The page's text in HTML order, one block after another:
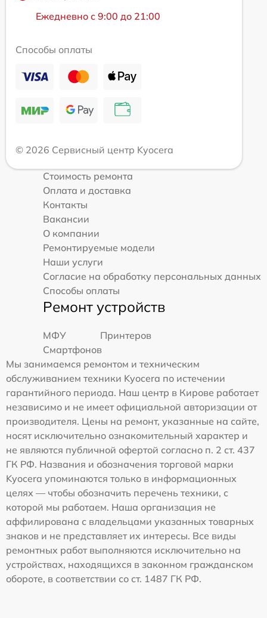
Ежедневно с 9:00 до 21:00
Способы оплаты
© 2026 Сервисный центр Kyocera
Стоимость ремонта
Оплата и доставка
Контакты
Вакансии
О компании
Ремонтируемые модели
Наши услуги
Согласие на обработку персональных данных
Способы оплаты
Ремонт устройств
МФУ
Принтеров
Смартфонов
Мы занимаемся ремонтом и техническим
обслуживанием техники Kyocera по истечении
гарантийного периода. Наш центр в Кирове работает
независимо и не имеет официальной авторизации от
производителя. Цены на ремонт, указанные на сайте,
носят исключительно ознакомительный характер и
не являются публичной офертой согласно п. 2 ст. 437
ГК РФ. Названия и обозначения торговой марки
Kyocera упоминаются только в информационных
целях — чтобы обозначить перечень техники, с
которой мы работаем. Наша организация не
аффилирована с владельцами указанных товарных
знаков и не представляет их интересы. Все виды
ремонтных работ выполняются исключительно на
устройствах, находящихся в законном гражданском
обороте, в соответствии со ст. 1487 ГК РФ.